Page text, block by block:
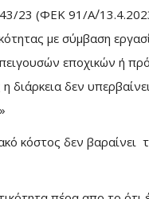
23 (ΦΕΚ 91/Α΄/
με σύμβαση
εποχικών ή
διάρκεια δεν
κόστος δεν